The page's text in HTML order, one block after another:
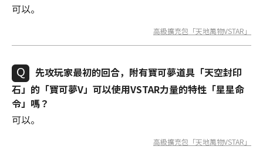
可以。
高級擴充包「天地萬物VSTAR」
先攻玩家最初的回合，附有寶可夢道具「天空封印
石」的「寶可夢V」可以使用VSTAR力量的特性「星星命
令」嗎？
可以。
高級擴充包「天地萬物VSTAR」